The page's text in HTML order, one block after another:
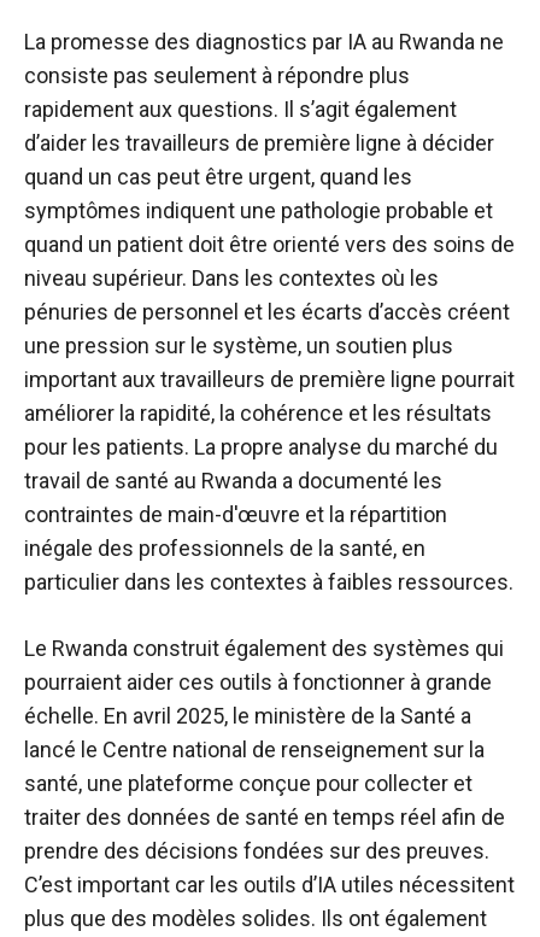
La promesse des diagnostics par IA au Rwanda ne
consiste pas seulement à répondre plus
rapidement aux questions. Il s’agit également
d’aider les travailleurs de première ligne à décider
quand un cas peut être urgent, quand les
symptômes indiquent une pathologie probable et
quand un patient doit être orienté vers des soins de
niveau supérieur. Dans les contextes où les
pénuries de personnel et les écarts d’accès créent
une pression sur le système, un soutien plus
important aux travailleurs de première ligne pourrait
améliorer la rapidité, la cohérence et les résultats
pour les patients. La propre analyse du marché du
travail de santé au Rwanda a documenté les
contraintes de main-d'œuvre et la répartition
inégale des professionnels de la santé, en
particulier dans les contextes à faibles ressources.
Le Rwanda construit également des systèmes qui
pourraient aider ces outils à fonctionner à grande
échelle. En avril 2025, le ministère de la Santé a
lancé le Centre national de renseignement sur la
santé, une plateforme conçue pour collecter et
traiter des données de santé en temps réel afin de
prendre des décisions fondées sur des preuves.
C’est important car les outils d’IA utiles nécessitent
plus que des modèles solides. Ils ont également